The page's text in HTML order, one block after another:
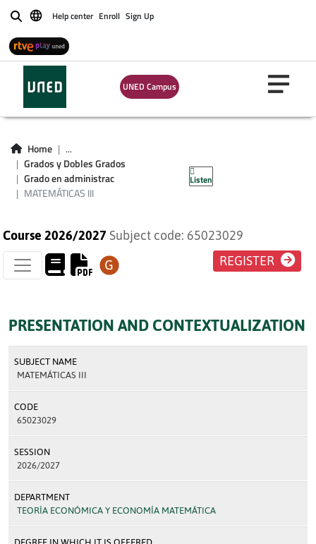
BuscarHelp center Enroll Sign Up
UNED Campus
Home
...
Grados y Dobles Grados
Grado en administrac
MATEMÁTICAS III
Listen
MATEMÁTICAS III
Course 2026/2027 Subject code: 65023029
REGISTER
PRESENTATION AND CONTEXTUALIZATION
SUBJECT NAME
MATEMÁTICAS III
CODE
65023029
SESSION
2026/2027
DEPARTMENT
TEORÍA ECONÓMICA Y ECONOMÍA MATEMÁTICA